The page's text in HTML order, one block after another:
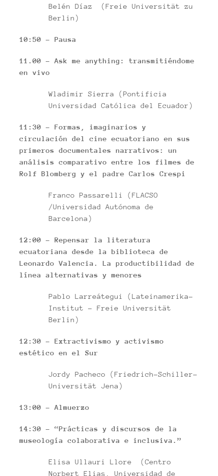
Belén Díaz (Freie Universität zu
Berlin)
10:50 – Pausa
11.00 – Ask me anything: transmitiéndome
en vivo
Wladimir Sierra (Pontificia
Universidad Católica del Ecuador)
11:30 – Formas, imaginarios y
circulación del cine ecuatoriano en sus
primeros documentales narrativos: un
análisis comparativo entre los filmes de
Rolf Blomberg y el padre Carlos Crespi
Franco Passarelli (FLACSO
/Universidad Autónoma de
Barcelona)
12:00 – Repensar la literatura
ecuatoriana desde la biblioteca de
Leonardo Valencia. La productibilidad de
línea alternativas y menores
Pablo Larreátegui (Lateinamerika-
Institut – Freie Universität
Berlin)
12:30 – Extractivismo y activismo
estético en el Sur
Jordy Pacheco (Friedrich-Schiller-
Universität Jena)
13:00 – Almuerzo
14:30 – “Prácticas y discursos de la
museología colaborativa e inclusiva.”
Elisa Ullauri Llore (Centro
Norbert Elias, Universidad de